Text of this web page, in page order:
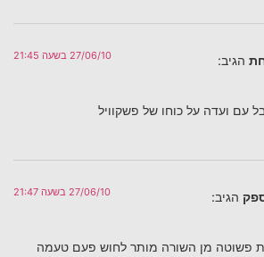
הגיב: 27/06/10 בשעה 21:45
עם ועדה על כוחו של פשקוויל
הגיב: 27/06/10 בשעה 21:47
פשוטה מן השורה מותר לחוש פעם טעמה